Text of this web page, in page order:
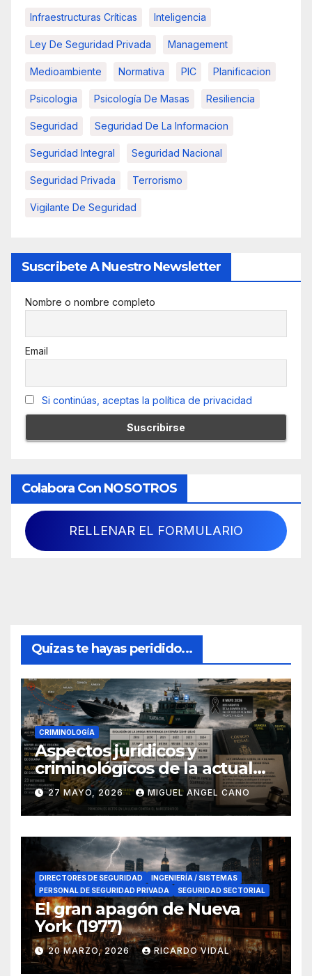
Infraestructuras Críticas Inteligencia
Ley De Seguridad Privada Management
Medioambiente Normativa PIC Planificacion
Psicologia Psicología De Masas Resiliencia
Seguridad Seguridad De La Informacion
Seguridad Integral Seguridad Nacional
Seguridad Privada Terrorismo
Vigilante De Seguridad
Suscribete A Nuestro Newsletter
Nombre o nombre completo
Email
Si continúas, aceptas la política de privacidad
Colabora Con NOSOTROS
RELLENAR EL FORMULARIO
Quizas te hayas peridido...
CRIMINOLOGÍA
Aspectos jurídicos y
criminológicos de la actual
lucha contra el narcotráfico
en el sur de España
27 MAYO, 2026 MIGUEL ANGEL CANO
DIRECTORES DE SEGURIDAD
INGENIERÍA / SISTEMAS
PERSONAL DE SEGURIDAD PRIVADA
SEGURIDAD SECTORIAL
El gran apagón de Nueva
York (1977)
20 MARZO, 2026 RICARDO VIDAL